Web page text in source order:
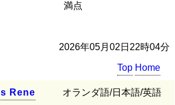
満点
2026年05月02日22時04分
Top Home
s Rene オランダ語/日本語/英語